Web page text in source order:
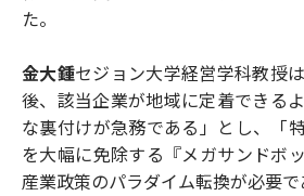
た。
金大鍾セジョン大学経営学科教授
後、該当企業が地域に定着できる
な裏付けが急務である」とし、「
を大幅に免除する『メガサンドボ
産業政策のパラダイム転換が必要で